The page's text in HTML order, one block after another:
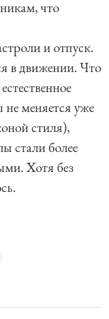
что
и отпуск.
в движении. Что
меняется уже
стиля),
стали более
Хотя без